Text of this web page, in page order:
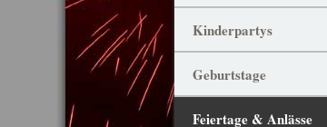
Kinderpartys
Geburtstage
Feiertage & Anlässe